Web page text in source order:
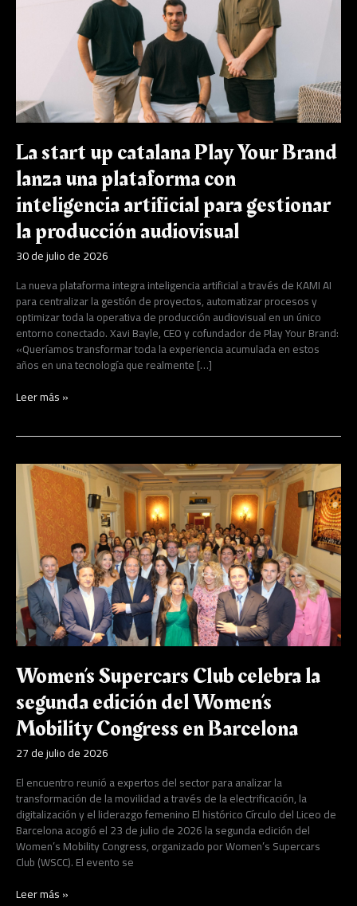
La start up catalana Play Your Brand
lanza una plataforma con
inteligencia artificial para gestionar
la producción audiovisual
30 de julio de 2026
La nueva plataforma integra inteligencia artificial a través de KAMI AI
para centralizar la gestión de proyectos, automatizar procesos y
optimizar toda la operativa de producción audiovisual en un único
entorno conectado. Xavi Bayle, CEO y cofundador de Play Your Brand:
«Queríamos transformar toda la experiencia acumulada en estos
años en una tecnología que realmente […]
artificial
para
producción
audiovisual
Leer más »
Women’s Supercars Club celebra la
segunda edición del Women’s
Mobility Congress en Barcelona
27 de julio de 2026
El encuentro reunió a expertos del sector para analizar la
transformación de la movilidad a través de la electrificación, la
digitalización y el liderazgo femenino El histórico Círculo del Liceo de
Barcelona acogió el 23 de julio de 2026 la segunda edición del
Women’s Mobility Congress, organizado por Women’s Supercars
Club (WSCC). El evento se
Women’s
Supercars
Club
celebra
la
segunda
edición
del
Women’s
Mobility
Congress
en
Leer más »